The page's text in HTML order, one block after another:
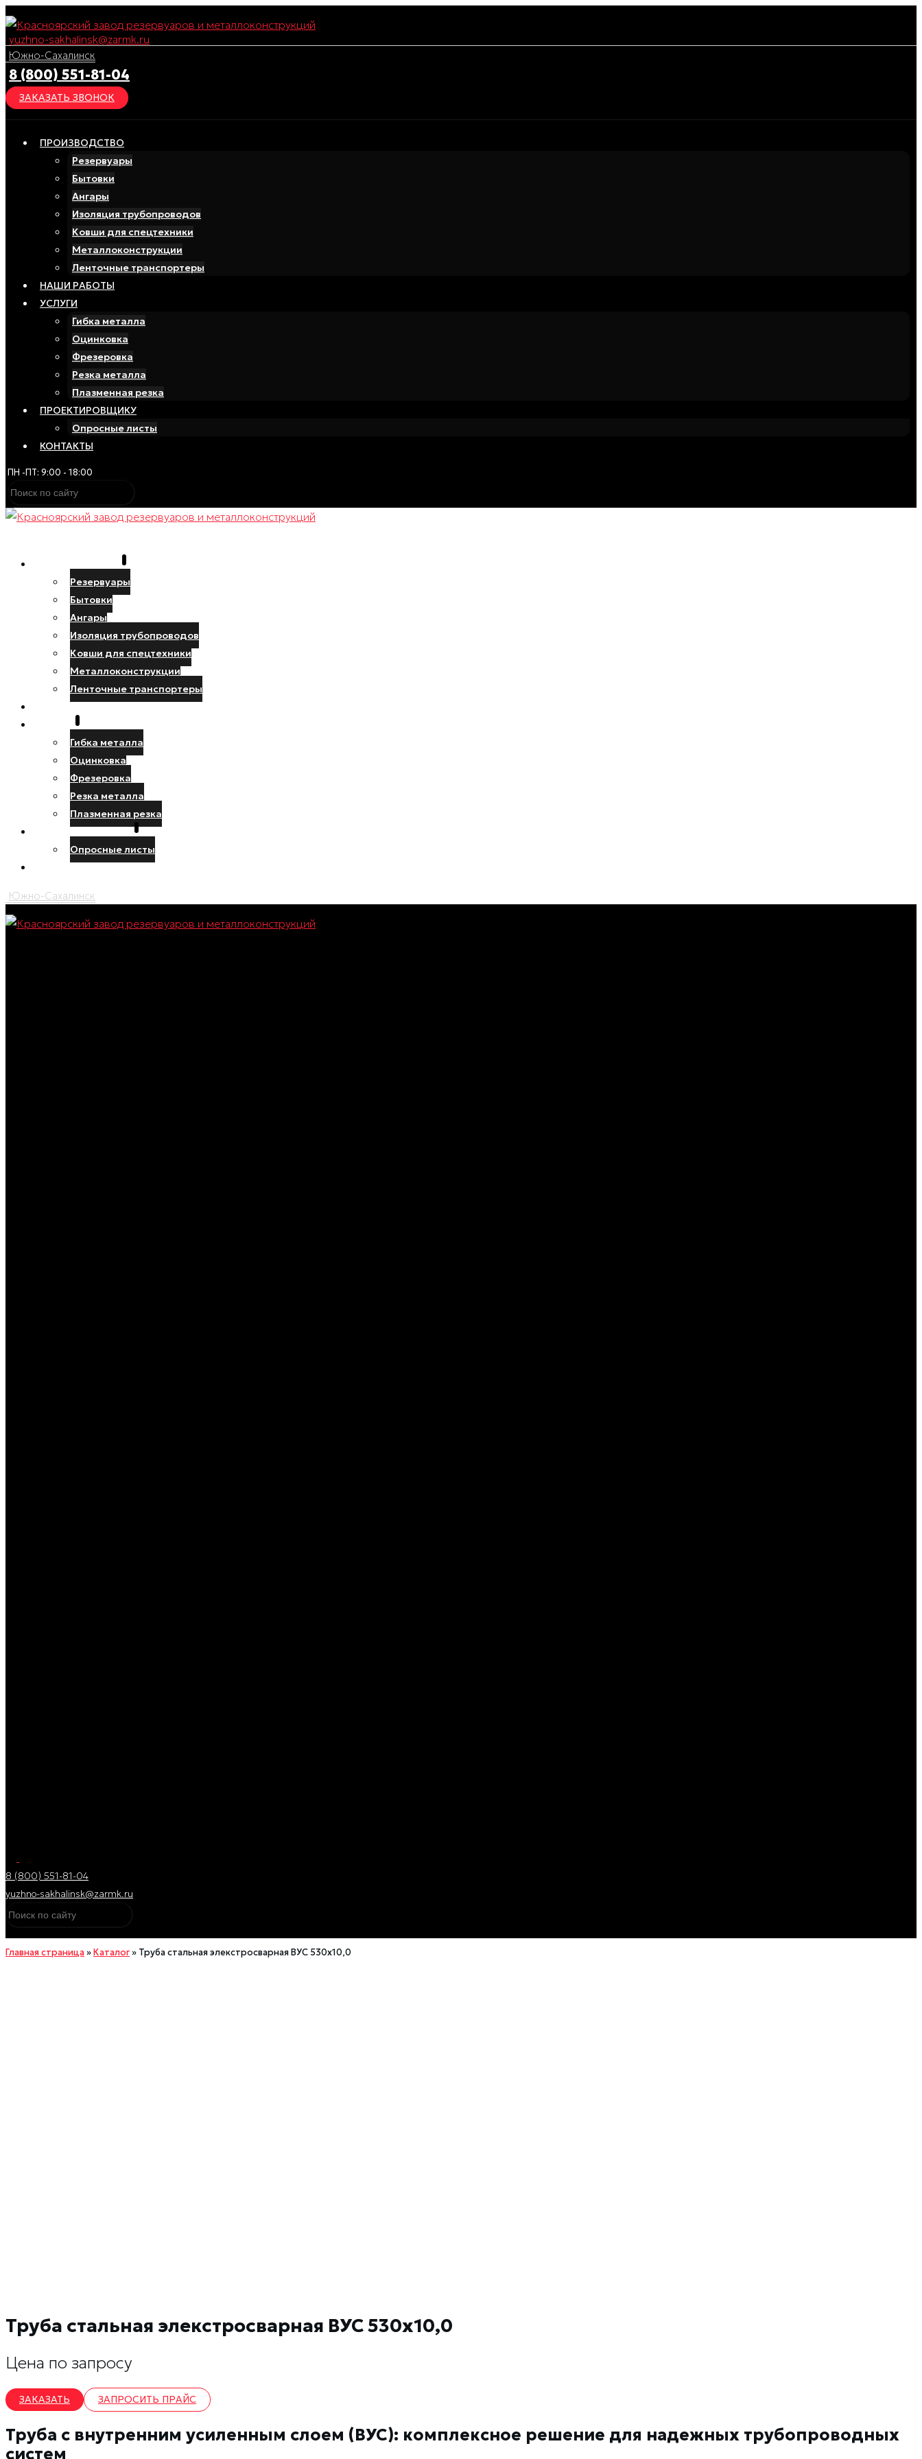
Перейти
содержимому
yuzhno-sakhalinsk@zarmk.ru
Южно-Сахалинск
8 (800) 551-81-04
ЗАКАЗАТЬ ЗВОНОК
ПРОИЗВОДСТВО
Резервуары
Бытовки
Ангары
Изоляция трубопроводов
Ковши для спецтехники
Металлоконструкции
Ленточные транспортеры
НАШИ РАБОТЫ
УСЛУГИ
Гибка металла
Оцинковка
Фрезеровка
Резка металла
Плазменная резка
ПРОЕКТИРОВЩИКУ
Опросные листы
КОНТАКТЫ
ПН -ПТ: 9:00 - 18:00
Резервуары
Бытовки
Ангары
Изоляция трубопроводов
Ковши для спецтехники
Металлоконструкции
Ленточные транспортеры
Гибка металла
Оцинковка
Фрезеровка
Резка металла
Плазменная резка
Опросные листы
Южно-Сахалинск
8 (800) 551-81-04
yuzhno-sakhalinsk@zarmk.ru
Главная страница »Каталог » Труба стальная элекстросварная ВУС 530х10,0
Труба стальная элекстросварная ВУС 530х10,0
Цена по запросу
ЗАКАЗАТЬ ЗАПРОСИТЬ ПРАЙС
Труба с внутренним усиленным слоем (ВУС): комплексное решение для надежных трубопроводных
систем